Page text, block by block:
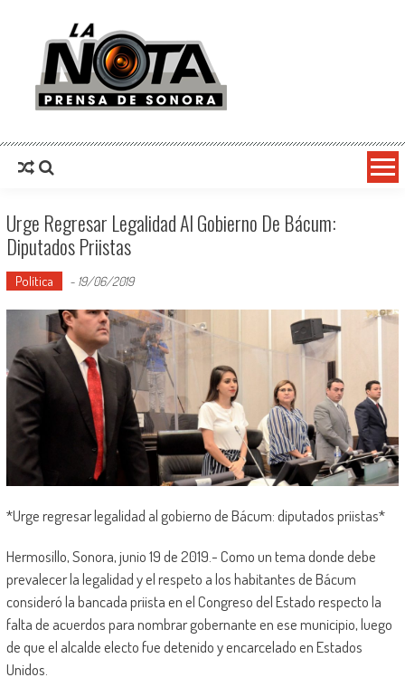
La Nota Prensa De Sonora
Urge Regresar Legalidad Al Gobierno De Bácum:
Diputados Priistas
Política - 19/06/2019
*Urge regresar legalidad al gobierno de Bácum: diputados priistas*
Hermosillo, Sonora, junio 19 de 2019.- Como un tema donde debe
prevalecer la legalidad y el respeto a los habitantes de Bácum
consideró la bancada priista en el Congreso del Estado respecto la
falta de acuerdos para nombrar gobernante en ese municipio, luego
de que el alcalde electo fue detenido y encarcelado en Estados
Unidos.